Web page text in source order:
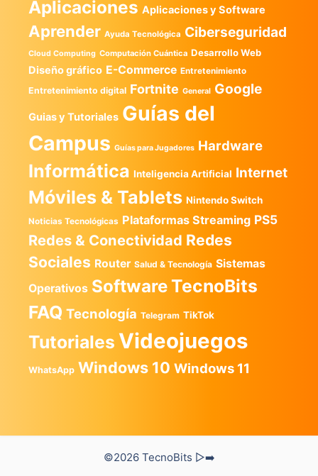
Aplicaciones Aplicaciones y Software
Aprender Ayuda Tecnológica Ciberseguridad
Cloud Computing Computación Cuántica Desarrollo Web
Diseño gráfico E-Commerce Entretenimiento
Entretenimiento digital Fortnite General Google
Guias y Tutoriales Guías del
Campus Guías para Jugadores Hardware
Informática Inteligencia Artificial Internet
Móviles & Tablets Nintendo Switch
Noticias Tecnológicas Plataformas Streaming PS5
Redes & Conectividad Redes
Sociales Router Salud & Tecnología Sistemas
Operativos SoftwareTecnoBits
FAQ Tecnología Telegram TikTok
Tutoriales Videojuegos
WhatsApp Windows 10 Windows 11
©2026 TecnoBits ▷➡️